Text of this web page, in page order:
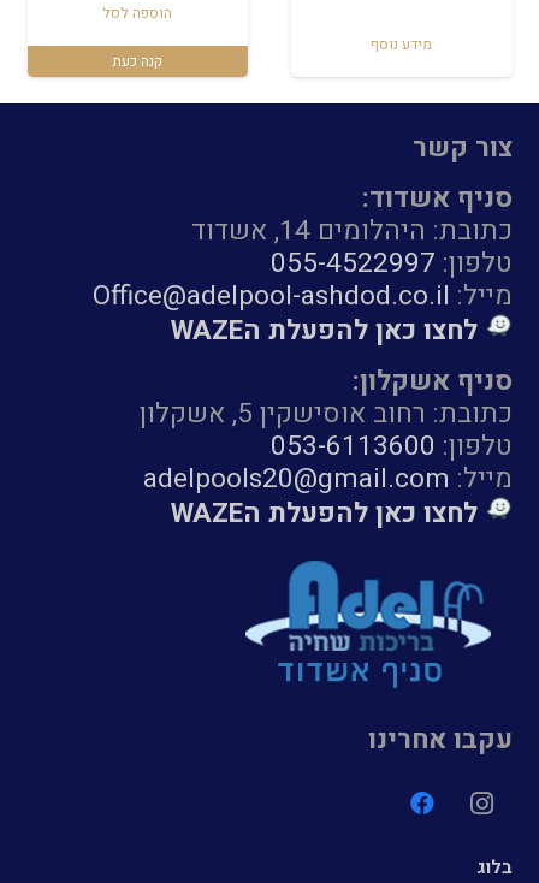
היה:
מידע נוסף
היה:
₪1,090.
₪599.
הוספה לסל
קנה כעת
צור קשר
סניף אשדוד:
כתובת: היהלומים 14, אשדוד
טלפון: 055-4522997
מייל: Office@adelpool-ashdod.co.il
לחצו כאן להפעלת הWAZE
סניף אשקלון:
כתובת: רחוב אוסישקין 5, אשקלון
טלפון: 053-6113600
מייל: adelpools20@gmail.com
לחצו כאן להפעלת הWAZE
עקבו אחרינו
בלוג